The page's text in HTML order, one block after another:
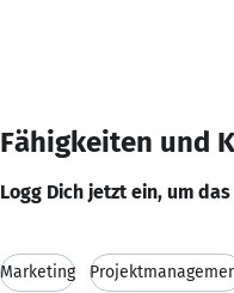
Fähigkeiten und
Logg Dich jetzt ein, um
Marketing